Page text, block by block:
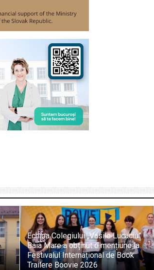
Echipa Colegiului „Vasile Lucaciu”
Baia Mare a obținut o mențiune la
Festivalul Internațional de Book
Trailere Boovie 2026